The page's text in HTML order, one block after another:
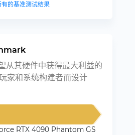
有的基准测试结果
从其硬件中获得最大利益的
家和系统构建者而设计
RTX 4090 Phantom GS